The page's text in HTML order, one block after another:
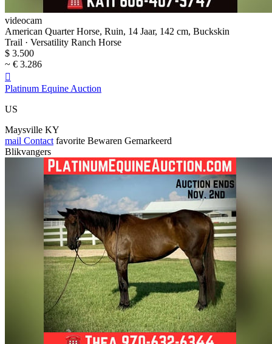
videocam
American Quarter Horse, Ruin, 14 Jaar, 142 cm, Buckskin
Trail · Versatility Ranch Horse
$ 3.500
~ € 3.286

Platinum Equine Auction
US
Maysville KY
mail Contact favorite Bewaren Gemarkeerd
Blikvangers